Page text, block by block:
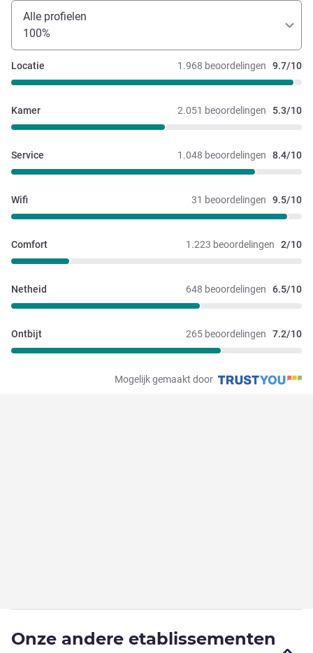
Alle profielen
100%
1.968 beoordelingen 9.7/10
Locatie
2.051 beoordelingen 5.3/10
Kamer
1.048 beoordelingen 8.4/10
Service
31 beoordelingen 9.5/10
Wifi
1.223 beoordelingen 2/10
Comfort
648 beoordelingen 6.5/10
Netheid
265 beoordelingen 7.2/10
Ontbijt
Mogelijk gemaakt door
Onze andere etablissementen